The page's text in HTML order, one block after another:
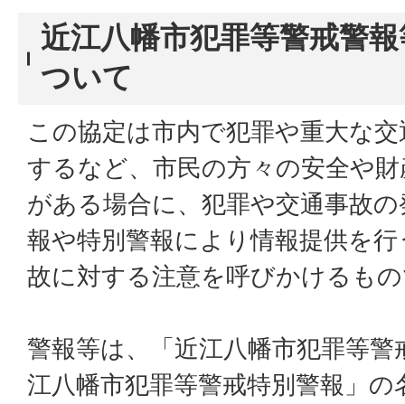
近江八幡市犯罪等警戒警
ついて
この協定は市内で犯罪や重大な
するなど、市民の方々の安全や
がある場合に、犯罪や交通事故
報や特別警報により情報提供を
故に対する注意を呼びかけるも
警報等は、「近江八幡市犯罪等
江八幡市犯罪等警戒特別警報」